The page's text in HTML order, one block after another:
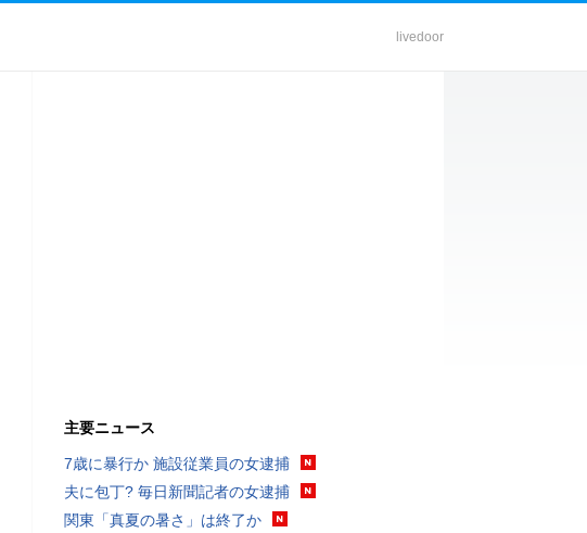
livedoor
主要ニュース
7歳に暴行か 施設従業員の女逮捕
夫に包丁? 毎日新聞記者の女逮捕
関東「真夏の暑さ」は終了か